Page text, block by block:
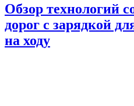
Обзор технологий
дорог с зарядкой
на ходу